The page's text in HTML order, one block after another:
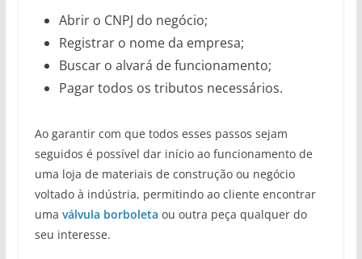
Abrir o CNPJ do negócio;
Registrar o nome da empresa;
Buscar o alvará de funcionamento;
Pagar todos os tributos necessários.
Ao garantir com que todos esses passos sejam
seguidos é possível dar início ao funcionamento de
uma loja de materiais de construção ou negócio
voltado à indústria, permitindo ao cliente encontrar
uma válvula borboleta ou outra peça qualquer do
seu interesse.